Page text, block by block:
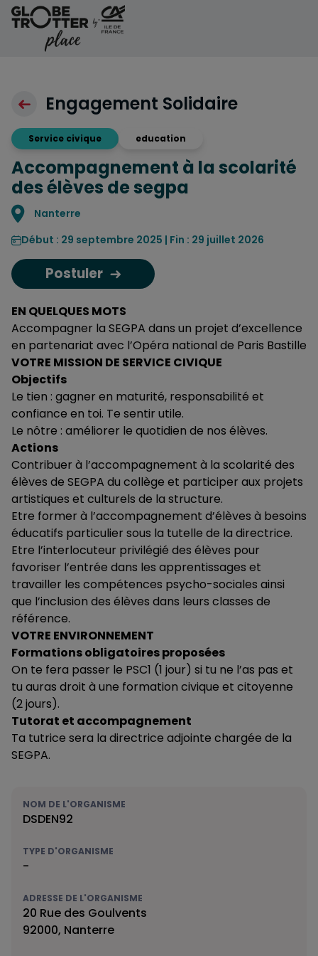
Aller au contenu
Engagement Solidaire
Service civique education
Accompagnement à la scolarité
des élèves de segpa
Localisation
Nanterre
Début : 29 septembre 2025 | Fin : 29 juillet 2026
Postuler
EN QUELQUES MOTS
Accompagner la SEGPA dans un projet d’excellence
en partenariat avec l’Opéra national de Paris Bastille
VOTRE MISSION DE SERVICE CIVIQUE
Objectifs
Le tien : gagner en maturité, responsabilité et
confiance en toi. Te sentir utile.
Le nôtre : améliorer le quotidien de nos élèves.
Actions
Contribuer à l’accompagnement à la scolarité des
élèves de SEGPA du collège et participer aux projets
artistiques et culturels de la structure.
Etre former à l’accompagnement d’élèves à besoins
éducatifs particulier sous la tutelle de la directrice.
Etre l’interlocuteur privilégié des élèves pour
favoriser l’entrée dans les apprentissages et
travailler les compétences psycho-sociales ainsi
que l’inclusion des élèves dans leurs classes de
référence.
VOTRE ENVIRONNEMENT
Formations obligatoires proposées
On te fera passer le PSC1 (1 jour) si tu ne l’as pas et
tu auras droit à une formation civique et citoyenne
(2 jours).
Tutorat et accompagnement
Ta tutrice sera la directrice adjointe chargée de la
SEGPA.
NOM DE L'ORGANISME
DSDEN92
TYPE D'ORGANISME
-
ADRESSE DE L'ORGANISME
20 Rue des Goulvents
92000, Nanterre